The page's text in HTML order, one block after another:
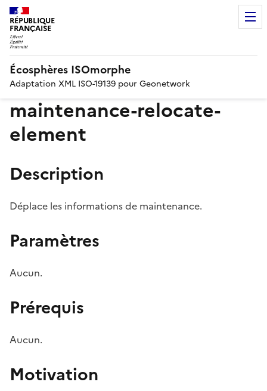
RÉPUBLIQUE
FRANÇAISE
Écosphères ISOmorphe
Adaptation XML ISO-19139 pour Geonetwork
maintenance-relocate-
element
Description
Déplace les informations de maintenance.
Paramètres
Aucun.
Prérequis
Aucun.
Motivation